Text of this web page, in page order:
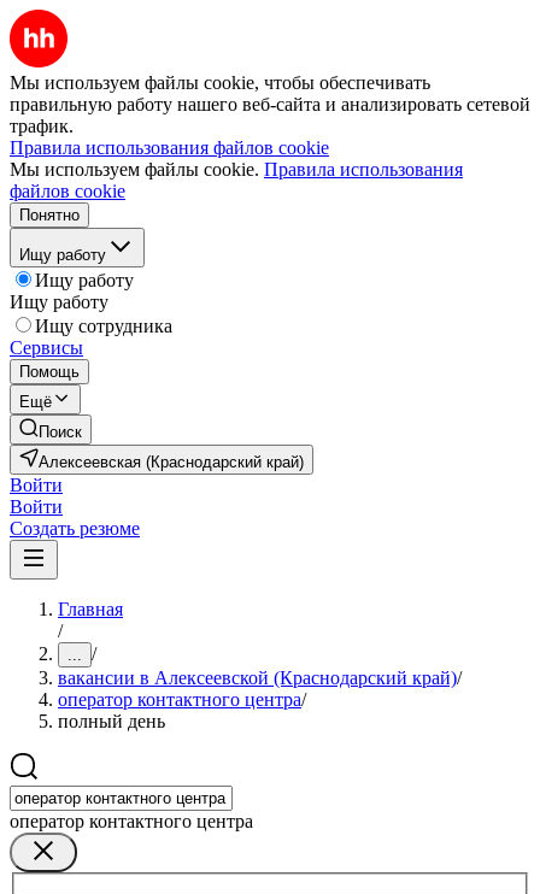
Мы используем файлы cookie, чтобы обеспечивать
правильную работу нашего веб-сайта и анализировать сетевой
трафик.
Правила использования файлов cookie
Мы используем файлы cookie. Правила использования
файлов cookie
Понятно
Ищу работу
Ищу работу
Ищу работу
Ищу сотрудника
Сервисы
Помощь
Ещё
Поиск
Алексеевская (Краснодарский край)
Войти
Войти
Создать резюме
Главная
/
... /
вакансии в Алексеевской (Краснодарский край)/
оператор контактного центра/
полный день
оператор контактного центра